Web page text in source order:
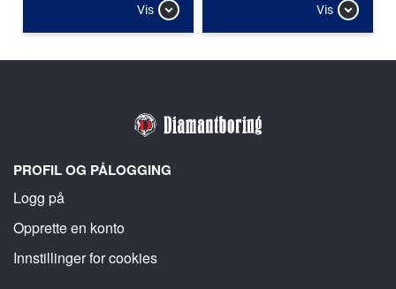
Vis Vis
PROFIL OG PÅLOGGING
Logg på
Opprette en konto
Innstillinger for cookies